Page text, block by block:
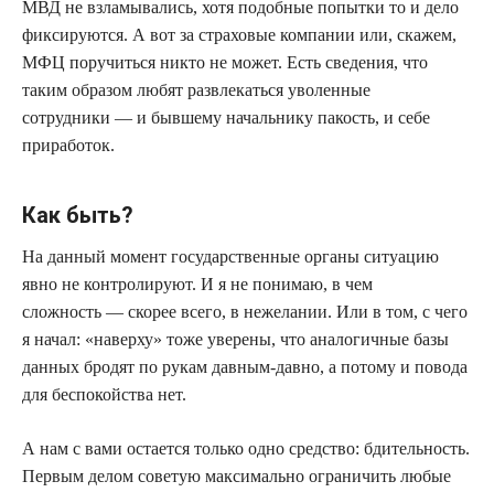
МВД не взламывались, хотя подобные попытки то и дело
фиксируются. А вот за страховые компании или, скажем,
МФЦ поручиться никто не может. Есть сведения, что
таким образом любят развлекаться уволенные
сотрудники — и бывшему начальнику пакость, и себе
приработок.
Как быть?
На данный момент государственные органы ситуацию
явно не контролируют. И я не понимаю, в чем
сложность — скорее всего, в нежелании. Или в том, с чего
я начал: «наверху» тоже уверены, что аналогичные базы
данных бродят по рукам давным-давно, а потому и повода
для беспокойства нет.
А нам с вами остается только одно средство: бдительность.
Первым делом советую максимально ограничить любые